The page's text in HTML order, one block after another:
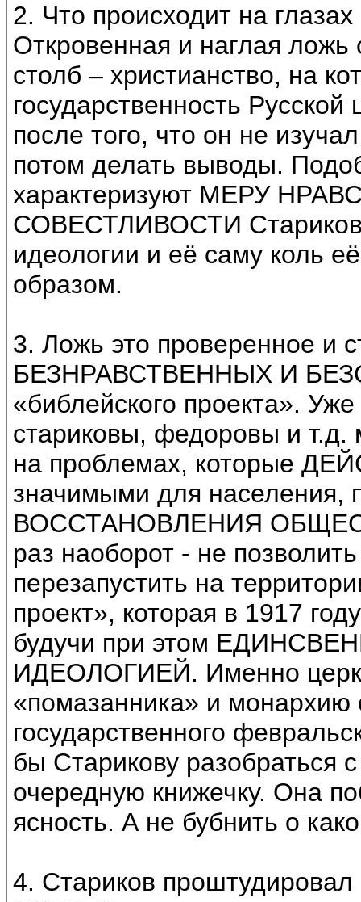
2. Что происходит на
Откровенная и наглая
столб – христианство, на
государственность
после того, что он не
потом делать выводы.
характеризуют МЕРУ
СОВЕСТЛИВОСТИ
идеологии и её саму коль
образом.
3. Ложь это проверенное и
БЕЗНРАВСТВЕННЫХ И
«библейского проекта».
стариковы, федоровы и
на проблемах, которые
значимыми для населения,
ВОССТАНОВЛЕНИЯ
раз наоборот - не
перезапустить на
проект», которая в 1917
будучи при этом
ИДЕОЛОГИЕЙ. Именно
«помазанника» и монархию
государственного
бы Старикову разобраться
очередную книжечку. Она
ясность. А не бубнить о
4. Стариков